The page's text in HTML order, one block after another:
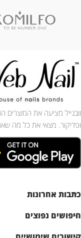
וובנייל מציעה את המוצרים
ופדיקור. מצאי את כל מה
כתבות אחרונות
חיפושים נפוצים